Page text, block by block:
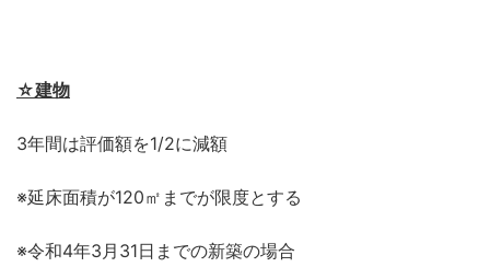
☆建物
3年間は評価額を1/2に減額
※延床面積が120㎡までが限度とする
※令和4年3月31日までの新築の場合